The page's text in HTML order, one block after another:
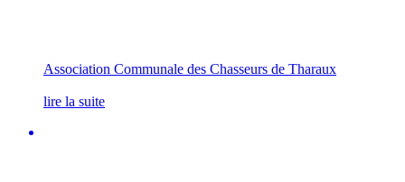
Association Communale des Chasseurs de Tharaux
lire la suite